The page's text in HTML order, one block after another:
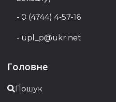
- 0 (4744) 4-57-16
- upl_p@ukr.net
Головне
Пошук